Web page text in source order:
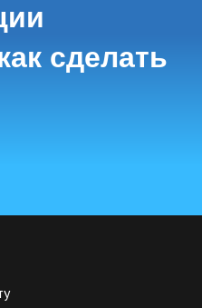
сделать